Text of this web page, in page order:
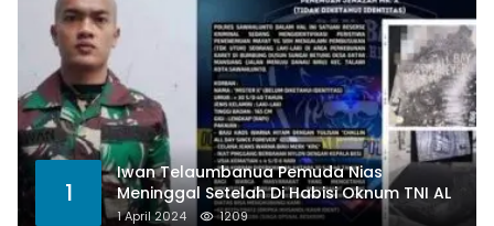
1
Iwan Telaumbanua Pemuda Nias
Meninggal Setelah Di Habisi Oknum TNI AL
1 April 2024 1209